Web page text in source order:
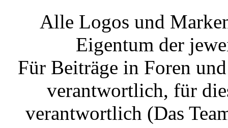
Alle Logos und
Eigentum der
Für Beiträge in Foren
verantwortlich, für
verantwortlich (Das